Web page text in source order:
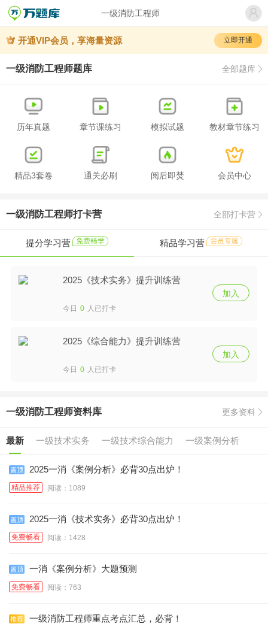
一级消防工程师
开通VIP会员，享海量资源 立即开通
一级消防工程师题库 全部题库
历年真题 章节课练习 模拟试题 教材章节练习
精品3套卷 通关必刷 阅后即焚 会员中心
一级消防工程师打卡营 全部打卡营
提分学习营 精品学习营
2025《技术实务》提升训练营
今日 0 人已打卡
加入
2025《综合能力》提升训练营
今日 0 人已打卡
加入
一级消防工程师资料库 更多资料
最新 一级技术实务 一级技术综合能力 一级案例分析
2025一消《案例分析》必背30点出炉！
精品推荐 阅读：1089
2025一消《技术实务》必背30点出炉！
免费畅看 阅读：1428
一消《案例分析》大题预测
免费畅看 阅读：763
一级消防工程师重点考点汇总，必背！